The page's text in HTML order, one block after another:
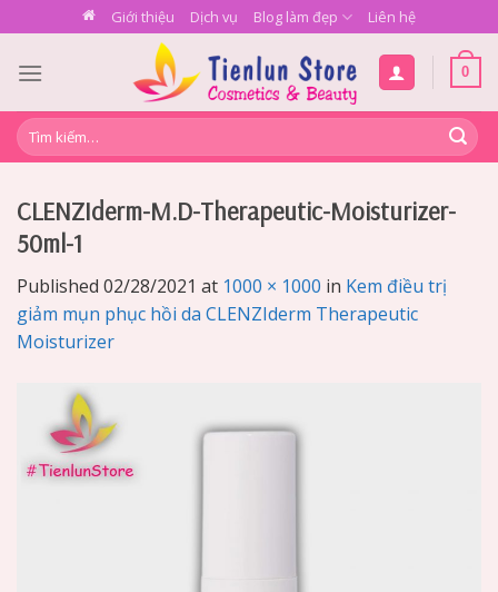
to
content
Giới thiệu Dịch vụ Blog làm đẹp Liên hệ
0
Tìm
kiếm:
CLENZIderm-M.D-Therapeutic-Moisturizer-
50ml-1
Published 02/28/2021 at 1000 × 1000 in Kem điều trị
giảm mụn phục hồi da CLENZIderm Therapeutic
Moisturizer